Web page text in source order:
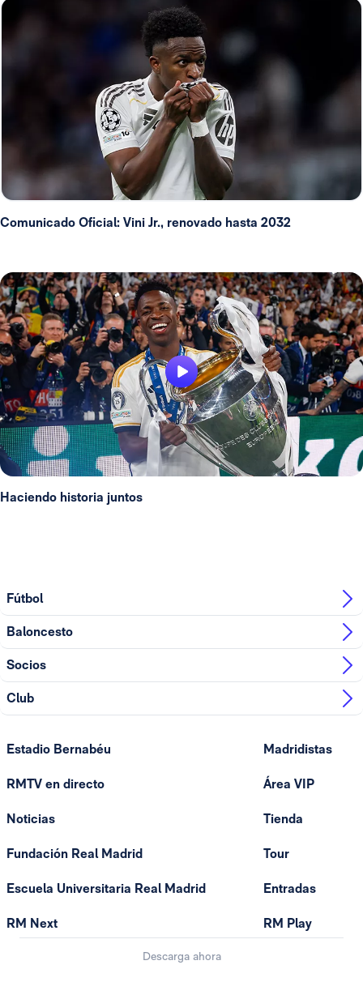
Comunicado Oficial: Vini Jr., renovado hasta 2032
Haciendo historia juntos
Fútbol
Baloncesto
Socios
Club
Estadio Bernabéu
RMTV en directo
Noticias
Fundación Real Madrid
Escuela Universitaria Real Madrid
RM Next
Madridistas
Área VIP
Tienda
Tour
Entradas
RM Play
Descarga ahora